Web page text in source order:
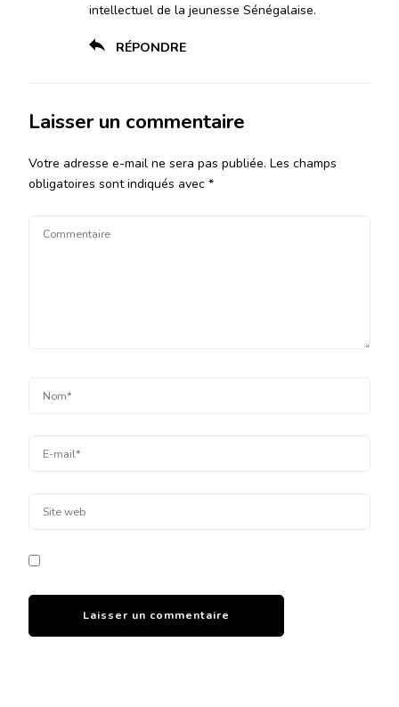
intellectuel de la jeunesse Sénégalaise.
RÉPONDRE
Laisser un commentaire
Votre adresse e-mail ne sera pas publiée. Les champs
obligatoires sont indiqués avec *